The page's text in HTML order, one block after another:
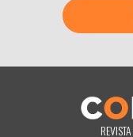
revocar quan ho desitgi,
a això. També pot
que siguin inexactes o
expressament que
l'enllaç «donar-me de
correu electrònic que
amb nosaltres en el